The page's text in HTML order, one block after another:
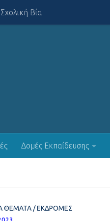
Σχολική Βία
Δομές Εκπαίδευσης
ΘΈΜΑΤΑ /ΕΚΔΡΟΜΈΣ